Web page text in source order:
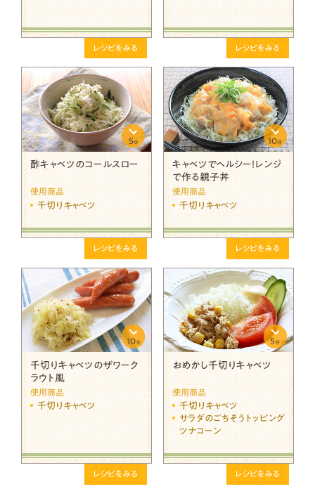
レシピをみる レシピをみる
酢キャベツのコールスロー
5分
使用商品
千切りキャベツ
レシピをみる
キャベツでヘルシー！レンジ
で作る親子丼
10分
使用商品
千切りキャベツ
レシピをみる
千切りキャベツのザワーク
ラウト風
10分
使用商品
千切りキャベツ
レシピをみる
おめかし千切りキャベツ
5分
使用商品
千切りキャベツ
サラダのごちそうトッピング
ツナコーン
レシピをみる